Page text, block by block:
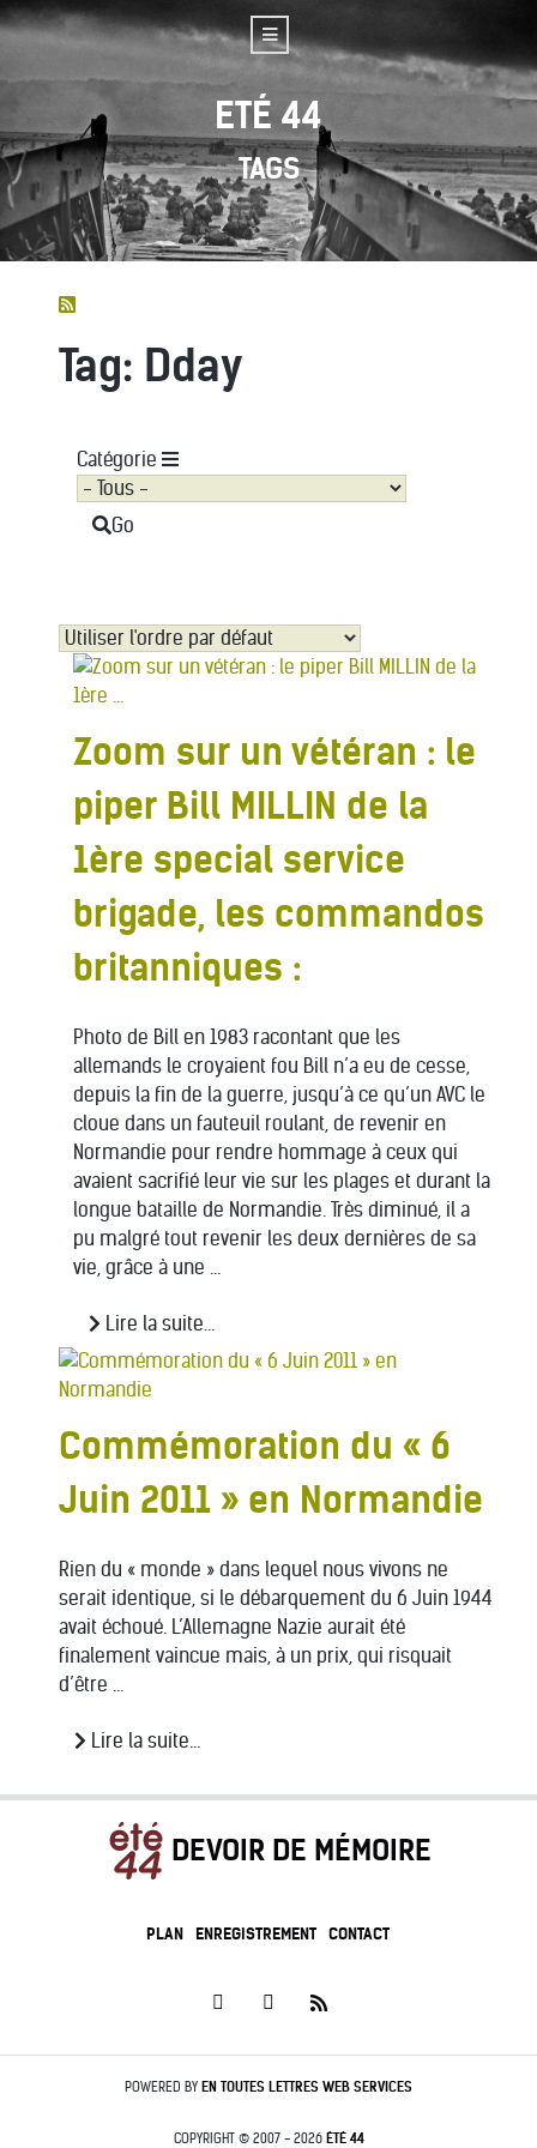
ETÉ 44
TAGS
Tag: Dday
Catégorie
Go
Zoom sur un vétéran : le
piper Bill MILLIN de la
1ère special service
brigade, les commandos
britanniques :
Photo de Bill en 1983 racontant que les
allemands le croyaient fou Bill n’a eu de cesse,
depuis la fin de la guerre, jusqu’à ce qu’un AVC le
cloue dans un fauteuil roulant, de revenir en
Normandie pour rendre hommage à ceux qui
avaient sacrifié leur vie sur les plages et durant la
longue bataille de Normandie. Très diminué, il a
pu malgré tout revenir les deux dernières de sa
vie, grâce à une ...
Lire la suite...
Commémoration du « 6
Juin 2011 » en Normandie
Rien du « monde » dans lequel nous vivons ne
serait identique, si le débarquement du 6 Juin 1944
avait échoué. L’Allemagne Nazie aurait été
finalement vaincue mais, à un prix, qui risquait
d’être ...
Lire la suite...
DEVOIR DE MÉMOIRE
PLAN ENREGISTREMENT CONTACT
POWERED BY EN TOUTES LETTRES WEB SERVICES
COPYRIGHT © 2007 - 2026 ÉTÉ 44